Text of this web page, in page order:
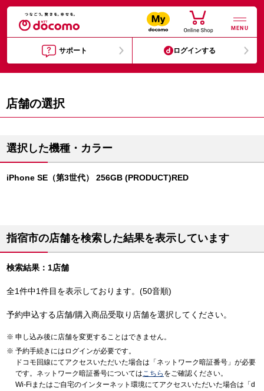
MENU
サポート ログインする
店舗の選択
選択した機種・カラー
iPhone SE（第3世代） 256GB (PRODUCT)RED
指宿市の店舗を検索した結果を表示しています
検索結果：1店舗
全1件中1件目を表示しております。(50音順)
予約申込する店舗/購入商品受取り店舗を選択してください。
申し込み後に店舗を変更することはできません。
予約手続きにはログインが必要です。
ドコモ回線にてアクセスいただいた場合は「ネットワーク暗証番号」が必要
です。ネットワーク暗証番号についてはこちら をご確認ください。
Wi-Fiまたはご自宅のインターネット環境にてアクセスいただいた場合は「d